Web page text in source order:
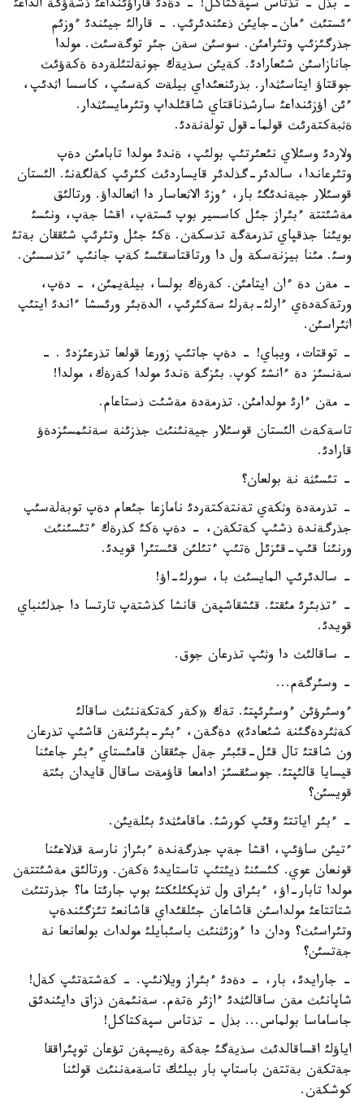
- بذل - تذتاس سپةكتاكل! - دةدئ قاراؤئنداعئ ذشةؤگة الداعئ
ءئستئث ءمان-جايئن ذعئندئرئپ. - قارالئ جيئندئ ءوزئم
جذرگئزئپ وتئرامئن. سوسئن سةن جئر توگةسئث. مولدا
جانازاسئن شئعارادئ. كةيئن سذيةك جونةلتئلةردة ةكةؤئث
جوقتاؤ ايتاسئثدار. بذرئنعئداي بيلةت كةسئپ، كاسسا اثدئپ،
ءئن اؤزئنداعئ سارشذناقتاي شاقئلداپ وتئرمايسئثدار.
ةثبةكتةرئث قولما-قول تولةنةدئ.
ولاردئ وسئلاي نئعئرتئپ بولئپ، ةندئ مولدا تابامئن دةپ
وتئرعاندا، سالدئر-گذلدئر قايساردئث كئرئپ كةلگةنئ. الئستان
قوسئلار جيةندئگئ بار، ءوزئ الاثعاسار دا اثعالداؤ. ورتالئق
مةشئتتة ءبئراز جئل كاسسير بوپ ئستةپ، اقشا جةپ، ونئسئ
بويئنا جذقپاي تذرمةگة تذسكةن. ةكئ جئل وتئرئپ شئققان بةتئ
وسئ. مئنا بيزنةسكة ول دا ورتاقتاسقئسئ كةپ جانئپ ءتذسسئن.
- مةن دة ءان ايتامئن. كةرةك بولسا، بيلةيمئن، - دةپ،
ورتةكةدةي ءارلئ-بةرلئ سةكئرئپ، الدةبئر ورئسشا ءاندئ ايتئپ
اثئراسئن.
- توقتات، ويباي! - دةپ جاتئپ زورعا قولعا تذرعئزدئ . -
سةنسئز دة ءانشئ كوپ. بئزگة ةندئ مولدا كةرةك، مولدا!
- مةن ءارئ مولدامئن. تذرمةدة مةشئت ذستاعام.
تاسةكةث الئستان قوسئلار جيةنئنئث جذزئنة سةنئمسئزدةؤ
قارادئ.
- تئسئثة نة بولعان؟
- تذرمةدة وثكةي تةنتةكتةردئ نامازعا جئعام دةپ توبةلةسئپ
جذرگةندة ذشئپ كةتكةن، - دةپ ةكئ كذرةك ءتئسئنئث
ورنئنا قئپ-قئزئل ةتئپ ءتئلئن قئستئرا قويدئ.
- سالدئرئپ المايسئث با، سورلئ-اؤ!
- ءتذبئرئ مئقتئ. قئشقاشپةن قانشا كذشتةپ تارتسا دا جذلئنباي
قويدئ.
- ساقالئث دا وثئپ تذرعان جوق.
- وسئرگةم...
ءوسئرؤئن ءوسئرئپتئ. تةك «كةر كةتكةننئث ساقالئ
كةثئردةگئنة شئعادئ» دةگةن، ءبئر-بئرئنةن قاشئپ تذرعان
ون شاقتئ تال قئل-قئبئر جةل جئققان قامئستاي ءبئر جاعئنا
قيسايا قالئپتئ. جوسئقسئز ادامعا قاؤمةت ساقال قايدان بئتة
قويسئن؟
- ءبئر اياتتئ وقئپ كورشئ. ماقامئثدئ بئلةيئن.
ءتيئن ساؤئپ، اقشا جةپ جذرگةندة ءبئراز نارسة قذلاعئنا
قونعان عوي. كئسئنئ ذيئتئپ تاستايدئ ةكةن. ورتالئق مةشئتتةن
مولدا تابار-اؤ، ءبئراق ول تذپكئلئكتئ بوپ جارئتا ما؟ جذرتتئث
شتاتتاعئ مولداسئن قاشاعان جئلقئداي قاشانعئ تئزگئندةپ
وتئراسئث؟ ودان دا ءوزئثنئث باسئبايلئ مولداث بولعانعا نة
جةتسئن؟
- جارايدئ، بار، - دةدئ ءبئراز ويلانئپ. - كةشتةتئپ كةل!
شاپانئث مةن ساقالئثدئ ءازئر ةتةم. سةنئمةن ذزاق دايئندئق
جاساماسا بولماس... بذل - تذتاس سپةكتاكل!
اياؤلئ اقساقالدئث سذيةگئ جةكة رةيسپةن تؤعان توپئراققا
جةتكةن بةتتةن باستاپ بار بيلئك تاسةمةننئث قولئنا
كوشكةن.